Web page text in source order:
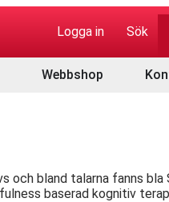
Logga in Sök
Webbshop
bland talarna fanns bla
baserad kognitiv